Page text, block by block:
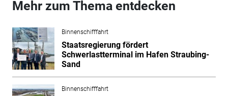
Mehr zum Thema entdecken
Binnenschifffahrt
Staatsregierung fördert
Schwerlastterminal im Hafen Straubing-
Sand
Binnenschifffahrt